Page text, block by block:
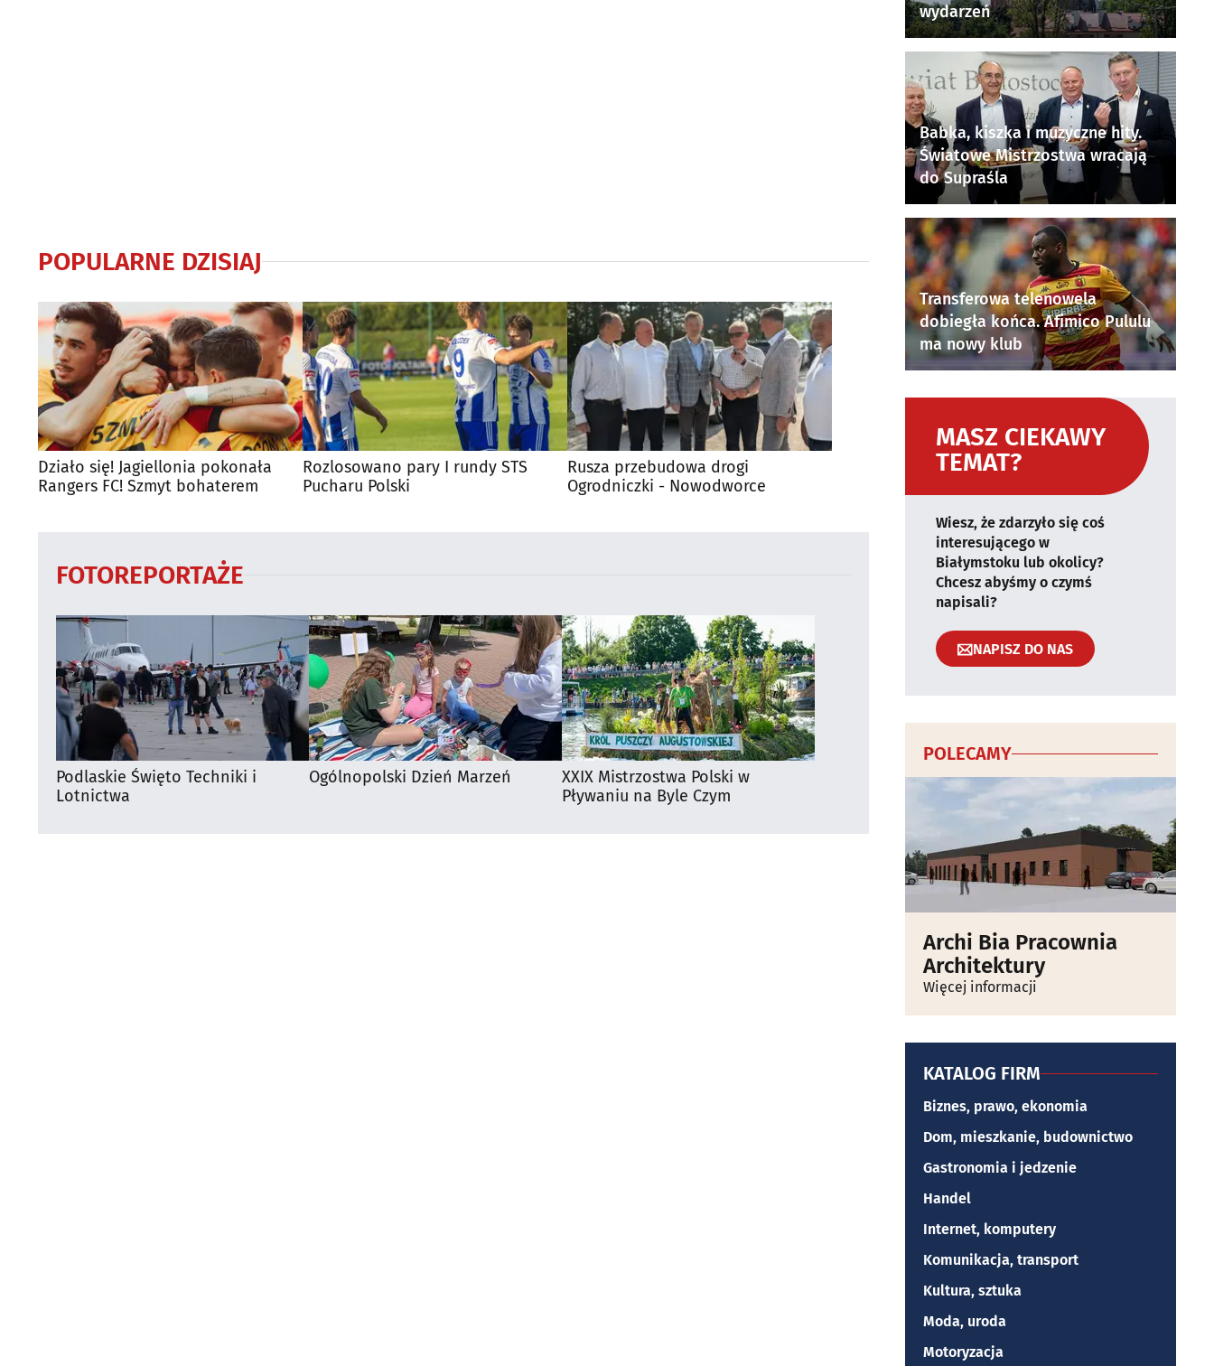
POPULARNE DZISIAJ
Działo się! Jagiellonia pokonała
Rangers FC! Szmyt bohaterem
Rozlosowano pary I rundy STS
Pucharu Polski
Rusza przebudowa drogi
Ogrodniczki - Nowodworce
FOTOREPORTAŻE
Podlaskie Święto Techniki i
Lotnictwa
Ogólnopolski Dzień Marzeń
XXIX Mistrzostwa Polski w
Pływaniu na Byle Czym
wydarzeń
Babka, kiszka i muzyczne hity.
Światowe Mistrzostwa wracają
do Supraśla
Transferowa telenowela
dobiegła końca. Afimico Pululu
ma nowy klub
MASZ CIEKAWY
TEMAT?
Wiesz, że zdarzyło się coś
interesującego w
Białymstoku lub okolicy?
Chcesz abyśmy o czymś
napisali?
NAPISZ DO NAS
POLECAMY
Archi Bia Pracownia
Architektury
Więcej informacji
KATALOG FIRM
Biznes, prawo, ekonomia
Dom, mieszkanie, budownictwo
Gastronomia i jedzenie
Handel
Internet, komputery
Komunikacja, transport
Kultura, sztuka
Moda, uroda
Motoryzacja